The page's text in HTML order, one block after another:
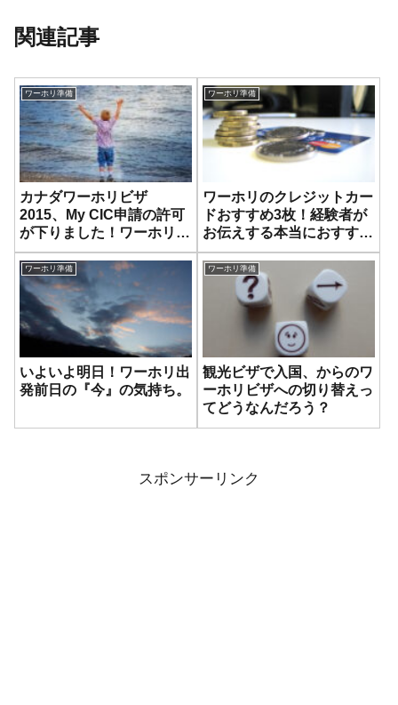
関連記事
ワーホリ準備
カナダワーホリビザ
2015、My CIC申請の許可
が下りました！ワーホリビ
ザゲットです！
ワーホリ準備
ワーホリのクレジットカー
ドおすすめ3枚！経験者が
お伝えする本当におすすめ
はこちらです。（海外留学
にも！）
ワーホリ準備
いよいよ明日！ワーホリ出
発前日の『今』の気持ち。
ワーホリ準備
観光ビザで入国、からのワ
ーホリビザへの切り替えっ
てどうなんだろう？
スポンサーリンク